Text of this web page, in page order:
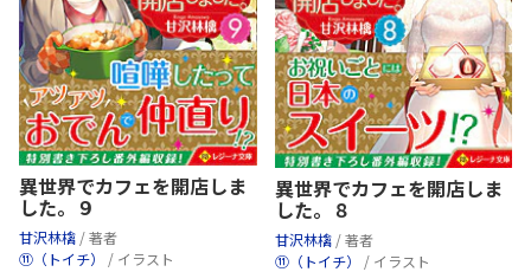
異世界でカフェを開店しま
した。９
甘沢林檎 / 著者
⑪（トイチ） / イラスト
異世界でカフェを開店しま
した。８
甘沢林檎 / 著者
⑪（トイチ） / イラスト